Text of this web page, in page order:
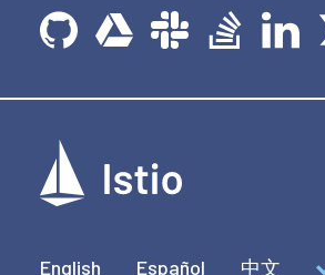
English Español 中文